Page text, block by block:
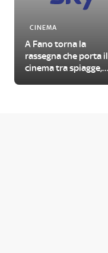
CINEMA
A Fano torna la
rassegna che porta il
cinema tra spiagge,